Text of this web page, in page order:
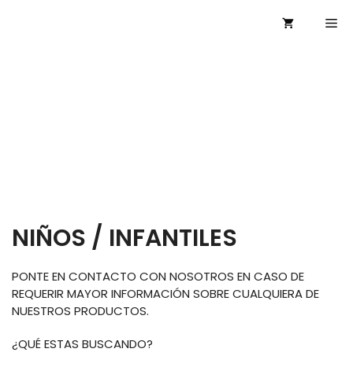
NIÑOS / INFANTILES
PONTE EN CONTACTO CON NOSOTROS EN CASO DE
REQUERIR MAYOR INFORMACIÓN SOBRE CUALQUIERA DE
NUESTROS PRODUCTOS.
¿QUÉ ESTAS BUSCANDO?